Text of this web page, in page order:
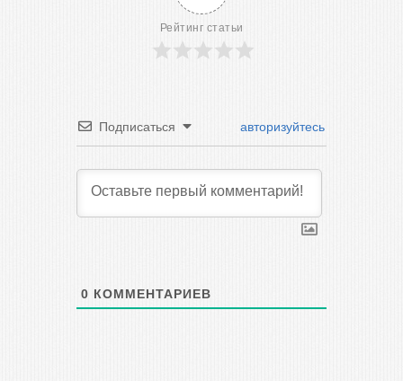
Рейтинг статьи
Подписаться авторизуйтесь
0 КОММЕНТАРИЕВ